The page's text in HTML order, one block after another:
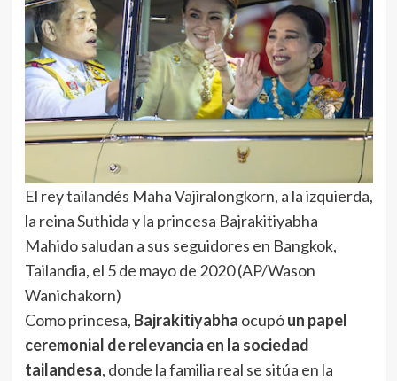
El rey tailandés Maha Vajiralongkorn, a la izquierda,
la reina Suthida y la princesa Bajrakitiyabha
Mahido saludan a sus seguidores en Bangkok,
Tailandia, el 5 de mayo de 2020 (AP/Wason
Wanichakorn)
Como princesa, Bajrakitiyabha ocupóun papel
ceremonial de relevancia en la sociedad
tailandesa, donde la familia real se sitúa en la